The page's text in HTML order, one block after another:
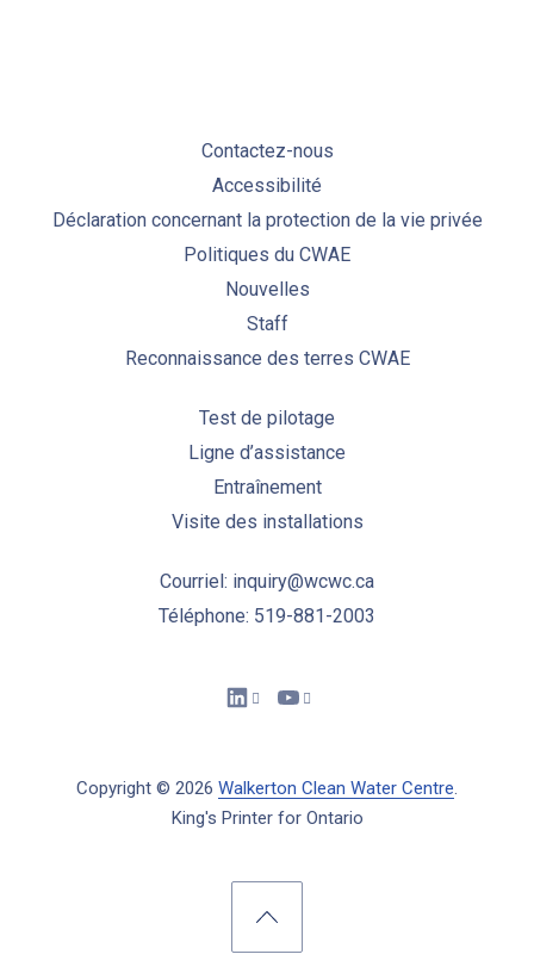
Contactez-nous
Accessibilité
Déclaration concernant la protection de la vie privée
Politiques du CWAE
Nouvelles
Staff
Reconnaissance des terres CWAE
Test de pilotage
Ligne d’assistance
Entraînement
Visite des installations
Courriel: inquiry@wcwc.ca
Téléphone: 519-881-2003
Copyright © 2026 Walkerton Clean Water Centre
King's Printer for Ontario
New WindowNew Window
Back to Top